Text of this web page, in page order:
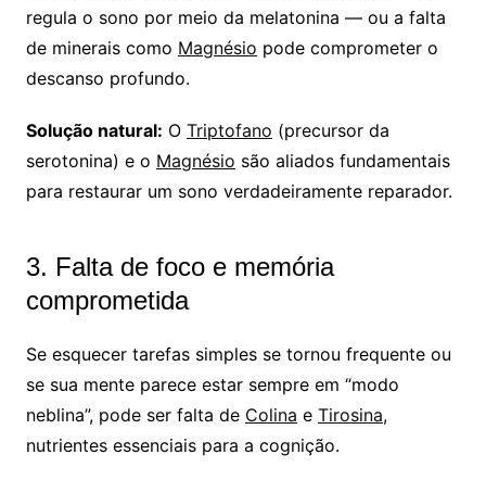
regula o sono por meio da melatonina — ou a falta
de minerais como Magnésio pode comprometer o
descanso profundo.
Solução natural: O Triptofano (precursor da
serotonina) e o Magnésio são aliados fundamentais
para restaurar um sono verdadeiramente reparador.
3. Falta de foco e memória
comprometida
Se esquecer tarefas simples se tornou frequente ou
se sua mente parece estar sempre em “modo
neblina”, pode ser falta de Colina e Tirosina,
nutrientes essenciais para a cognição.